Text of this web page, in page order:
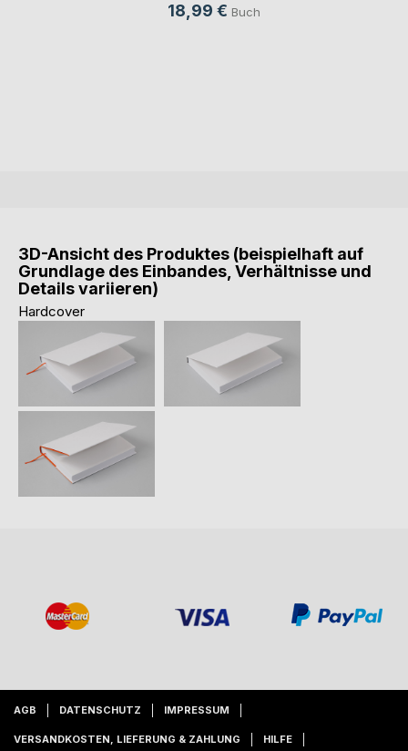
18,99 € Buch
3D-Ansicht des Produktes (beispielhaft auf
Grundlage des Einbandes, Verhältnisse und
Details variieren)
Hardcover
AGB DATENSCHUTZ IMPRESSUM
VERSANDKOSTEN, LIEFERUNG & ZAHLUNG HILFE